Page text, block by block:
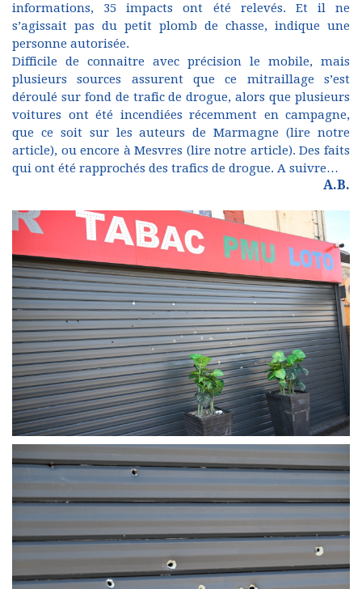
informations, 35 impacts ont été relevés. Et il ne
s’agissait pas du petit plomb de chasse, indique une
personne autorisée.
Difficile de connaitre avec précision le mobile, mais
plusieurs sources assurent que ce mitraillage s’est
déroulé sur fond de trafic de drogue, alors que plusieurs
voitures ont été incendiées récemment en campagne,
que ce soit sur les auteurs de Marmagne (lire notre
article), ou encore à Mesvres (lire notre article). Des faits
qui ont été rapprochés des trafics de drogue. A suivre…
A.B.